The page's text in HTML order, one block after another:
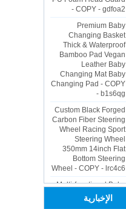
Premium Baby
Changing Basket
Thick & Waterproof
Bamboo Pad Vegan
Leather Baby
Changing Mat Baby
Changing Pad - COPY
- b1s6qg
Custom Black Forged
Carbon Fiber Steering
Wheel Racing Sport
Steering Wheel
350mm 14inch Flat
Bottom Steering
Wheel - COPY - lrc4c6
Multi-functional Baby
Seat Self Skin Foamed
Portable The Baby
Floor Seat - COPY -
الإخبارية